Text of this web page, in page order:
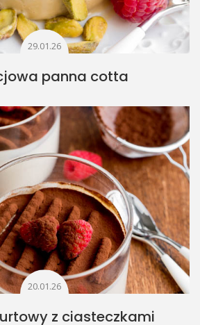
29.01.26
panna cotta
20.01.26
z ciasteczkami